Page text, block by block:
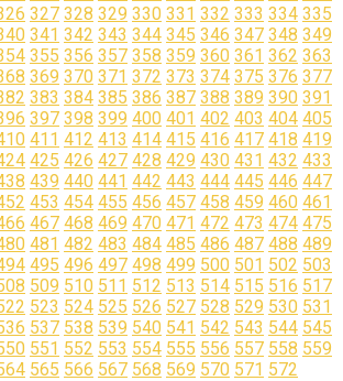
327 328 329 330 331 332 333 334 335
341 342 343 344 345 346 347 348 349
355 356 357 358 359 360 361 362 363
369 370 371 372 373 374 375 376 377
383 384 385 386 387 388 389 390 391
397 398 399 400 401 402 403 404 405
411 412 413 414 415 416 417 418 419
425 426 427 428 429 430 431 432 433
439 440 441 442 443 444 445 446 447
453 454 455 456 457 458 459 460 461
467 468 469 470 471 472 473 474 475
481 482 483 484 485 486 487 488 489
495 496 497 498 499 500 501 502 503
509 510 511 512 513 514 515 516 517
523 524 525 526 527 528 529 530 531
537 538 539 540 541 542 543 544 545
551 552 553 554 555 556 557 558 559
565 566 567 568 569 570 571 572